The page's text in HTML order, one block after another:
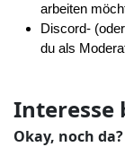
arbeiten
Discord-
du als
Interesse
Okay, noch